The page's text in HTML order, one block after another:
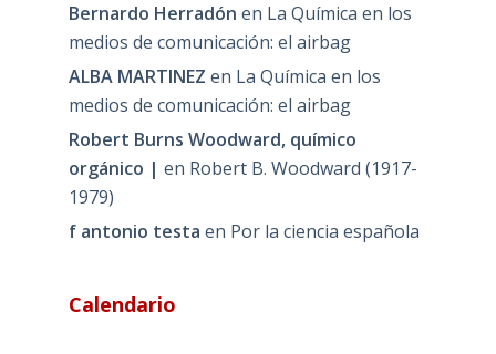
Bernardo Herradón en La Química en los
medios de comunicación: el airbag
ALBA MARTINEZ en La Química en los
medios de comunicación: el airbag
Robert Burns Woodward, químico
orgánico | en Robert B. Woodward (1917-
1979)
f antonio testa en Por la ciencia española
Calendario